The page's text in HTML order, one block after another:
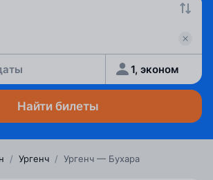
1, эконом
Найти билеты
/ Ургенч / Ургенч — Бухара